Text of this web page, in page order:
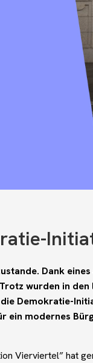
Dank
wurden in
Demokratie-
ein modernes
Vierviertel” hat